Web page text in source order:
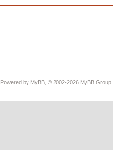
, Powered by MyBB , © 2002-2026 MyBB Group